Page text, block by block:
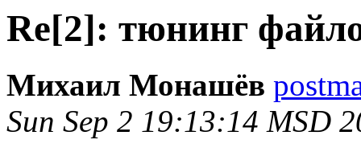
Re[2]: тюнинг
Михаил Монашёв
Sun Sep 2 19:13:14 MSD